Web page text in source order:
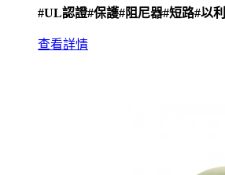
#UL認證#保護#阻尼器#短路#以利
查看詳情